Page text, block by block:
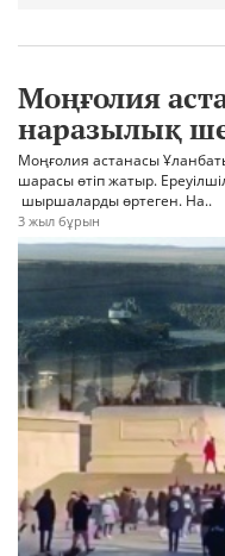
Моңғолия
наразылық
Моңғолия астанасы
шарасы өтіп жатыр.
шыршаларды өртеген. На..
3 жыл бұрын